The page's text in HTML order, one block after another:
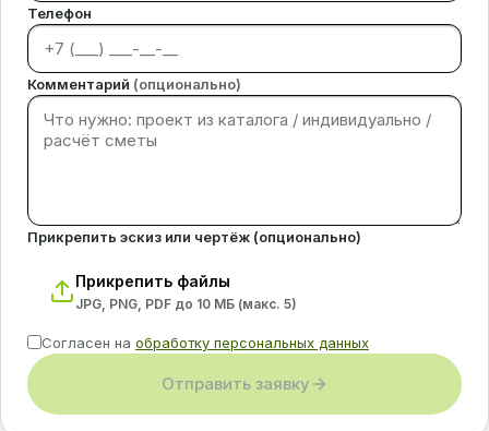
Телефон
Комментарий (опционально)
Прикрепить эскиз или чертёж (опционально)
Прикрепить файлы
JPG, PNG, PDF до 10 МБ (макс. 5)
Согласен на обработку персональных данных
Отправить заявку